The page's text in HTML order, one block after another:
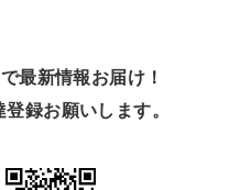
最新情報お届け！
録お願いします。